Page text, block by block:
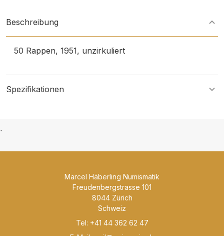
Beschreibung
50 Rappen, 1951, unzirkuliert
Spezifikationen
`
Marcel Häberling Numismatik
Freudenbergstrasse 101
8044 Zürich
Schweiz
Tel: +41 44 362 62 47